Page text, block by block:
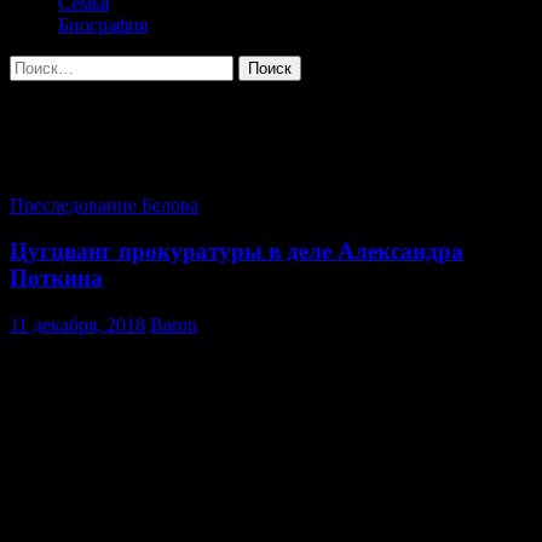
Биография
Найти:
Преследование Белова
Цугцванг прокуратуры в деле Александра
Поткина
11 декабря, 2018 Baron